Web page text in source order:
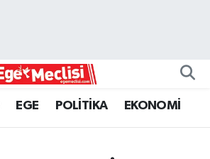
EGE POLİTİKA EKONOMİ